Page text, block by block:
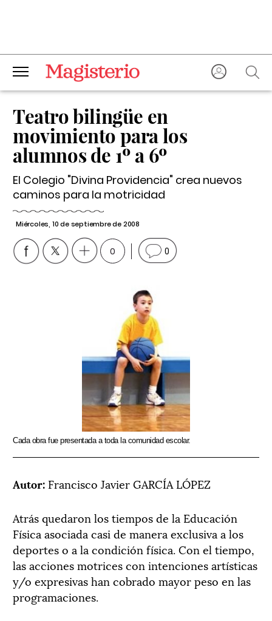
Teatro bilingüe en
movimiento para los
alumnos de 1º a 6º
El Colegio "Divina Providencia" crea nuevos
caminos para la motricidad
Miércoles, 10 de septiembre de 2008
0 0
Cada obra fue presentada a toda la comunidad escolar.
Autor: Francisco Javier GARCÍA LÓPEZ
Atrás quedaron los tiempos de la Educación
Física asociada casi de manera exclusiva a los
deportes o a la condición física. Con el tiempo,
las acciones motrices con intenciones artísticas
y/o expresivas han cobrado mayor peso en las
programaciones.